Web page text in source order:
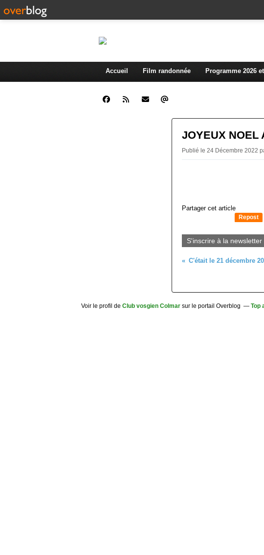
Accueil Film randonnée Programme 2026
JOYEUX NOEL
Publié le 24 Décembre 2022
Partager cet article
Repost
S'inscrire à la newsletter
Voir le profil de Club vosgien Colmar sur le portail Overblog Top